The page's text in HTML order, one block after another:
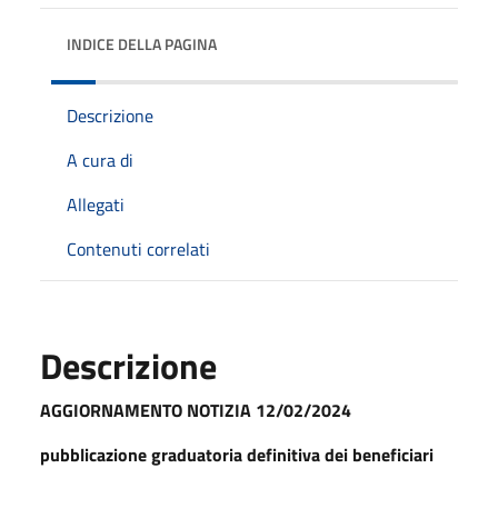
INDICE DELLA PAGINA
Descrizione
A cura di
Allegati
Contenuti correlati
Descrizione
AGGIORNAMENTO NOTIZIA 12/02/2024
pubblicazione graduatoria definitiva dei beneficiari